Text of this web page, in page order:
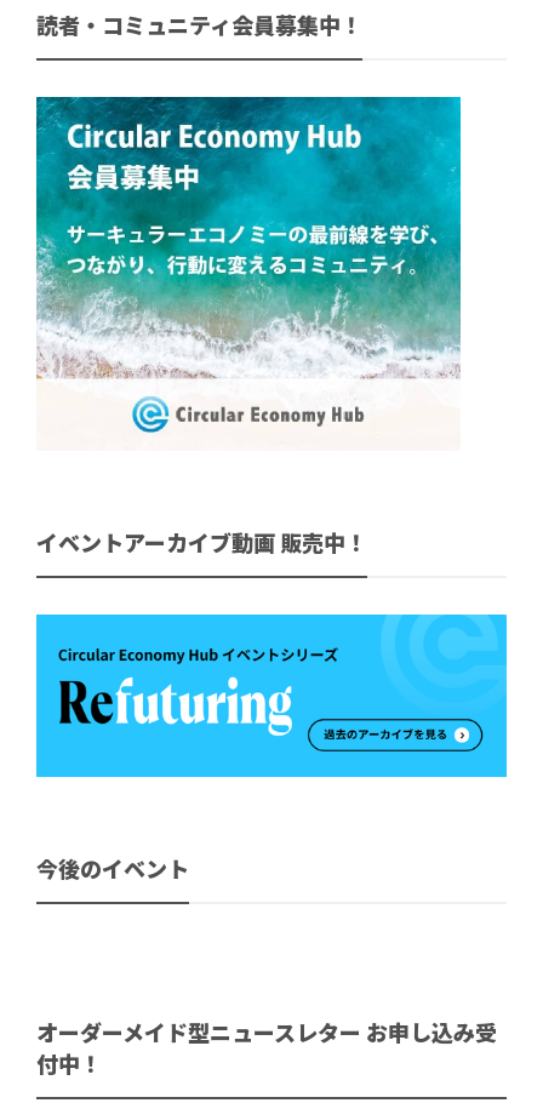
読者・コミュニティ会員募集中！
イベントアーカイブ動画 販売中！
今後のイベント
オーダーメイド型ニュースレター お申し込み受
付中！